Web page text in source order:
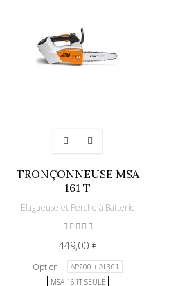
TRONÇONNEUSE MSA
161 T
Elagueuse et Perche à Batterie
449,00 €
Option
AP200 + AL301
MSA 161T SEULE